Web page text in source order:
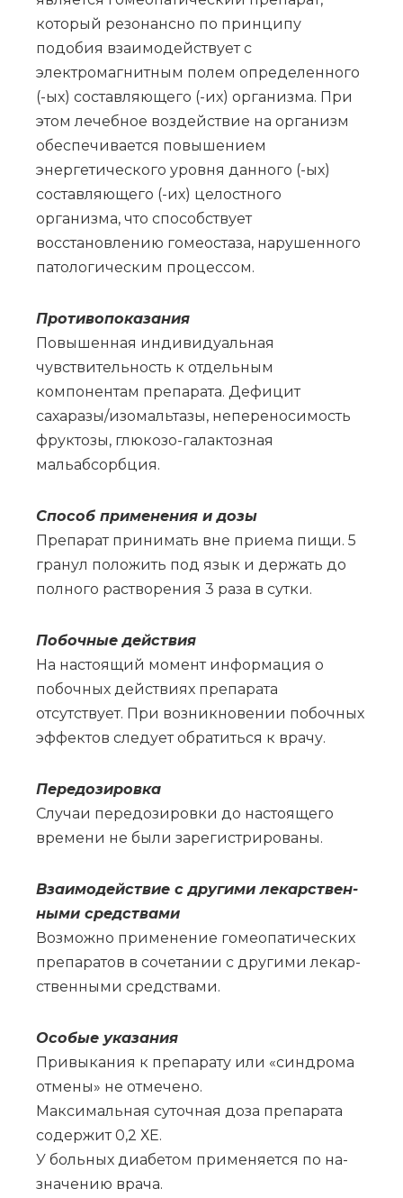
который резонансно по принципу
подобия взаимодействует с
электромагнитным полем определенного
(-ых) составляющего (-их) организма. При
этом лечебное воздействие на организм
обеспечивается повышением
энергетического уровня данного (-ых)
составляющего (-их) целостного
организма, что способствует
восстановлению гомеостаза, нарушенного
патологическим процессом.
Противопоказания
Повышенная индивидуальная
чувствительность к отдельным
компонентам препарата. Дефицит
сахаразы/изомальтазы, непереносимость
фруктозы, глюкозо-галактозная
мальабсорбция.
Спо­соб при­ме­не­ния и до­зы
Препарат принимать вне приема пищи. 5
гранул положить под язык и держать до
полного растворения 3 раза в сутки.
По­боч­ные действия
На настоящий момент информация о
побочных действиях препарата
отсутствует. При возникновении побочных
эффектов следует обратиться к врачу.
Пе­ре­до­зи­ров­ка
Слу­чаи пе­ре­до­зи­ров­ки до на­сто­я­ще­го
вре­ме­ни не бы­ли за­ре­ги­стри­ро­ва­ны.
Вза­и­мо­действие с дру­ги­ми ле­кар­ствен­
ны­ми сред­ства­ми
Воз­мож­но при­ме­не­ние го­мео­па­ти­че­ских
пре­па­ра­тов в со­че­та­нии с дру­ги­ми ле­кар­
ствен­ны­ми сред­ства­ми.
Осо­бые ука­за­ния
При­вы­ка­ния к пре­па­ра­ту или «син­дро­ма
от­ме­ны» не от­ме­че­но.
Мак­си­маль­ная су­точ­ная до­за пре­па­ра­та
со­дер­жит 0,2 ХЕ.
У боль­ных диа­бе­том при­ме­ня­ет­ся по на­
зна­че­нию вра­ча.